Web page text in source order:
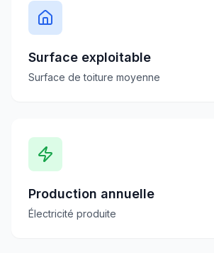
Surface exploitable
Surface de toiture moyenne
Production annuelle
Électricité produite